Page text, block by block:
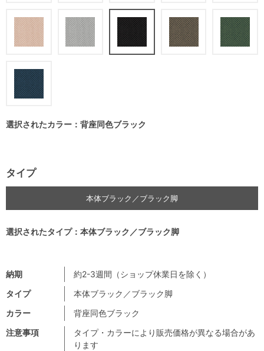
注意事項
タイプ・カラーにより販売価格が異なる場合があ
ります
納期
約2-3週間（ショップ休業日を除く）
タイプ
本体ブラック／ブラック脚
カラー
背座同色ブラック
選択されたカラー：背座同色ブラック
タイプ
本体ブラック／ブラック脚
選択されたタイプ：本体ブラック／ブラック脚